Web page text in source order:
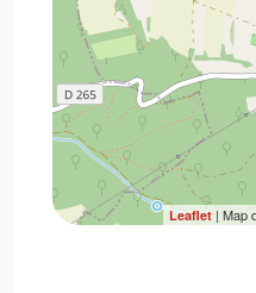
Leaflet| Map